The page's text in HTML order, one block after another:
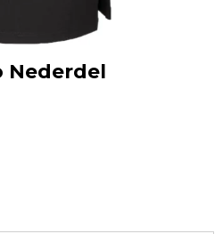
Nederdel